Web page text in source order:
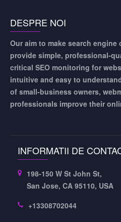
DESPRE NOI
Our aim to make search engine
provide simple, professional-
critical SEO monitoring for
intuitive and easy to
of small-business owners,
professionals improve their
INFORMATII DE
198-150 W St John St,
San Jose, CA 95110, USA
+13308702044